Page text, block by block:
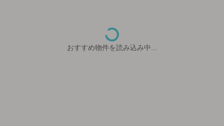
おすすめ物件を読み込み中...